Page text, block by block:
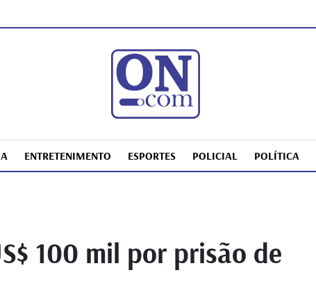
ENTRETENIMENTO ESPORTES POLICIAL POLÍTICA
100 mil por prisão de